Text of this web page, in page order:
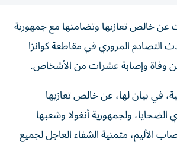
عن خالص تعازيها وتضامنها مع جمهورية
التصادم المروري في مقاطعة كوانزا
وفاة وإصابة عشرات من الأشخاص.
في بيان لها، عن خالص تعازيها
الضحايا، ولجمهورية أنغولا وشعبها
الأليم، متمنية الشفاء العاجل لجميع